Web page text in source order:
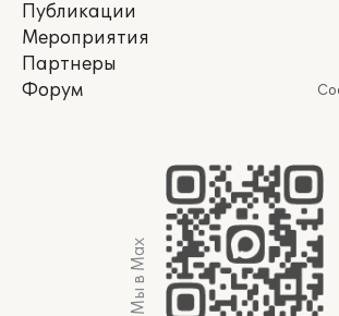
Публикации
Мероприятия
Партнеры
Форум
Мы в Max